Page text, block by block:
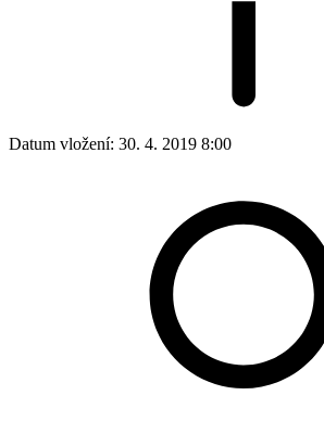
Datum vložení: 30. 4. 2019 8:00